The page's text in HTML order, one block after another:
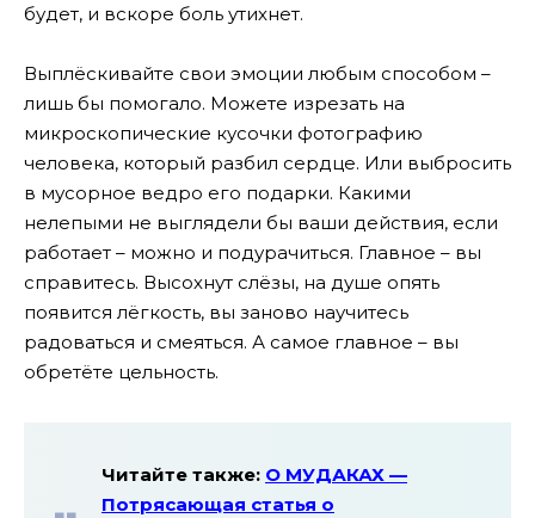
будет, и вскоре боль утихнет.
Выплёскивайте свои эмоции любым способом –
лишь бы помогало. Можете изрезать на
микроскопические кусочки фотографию
человека, который разбил сердце. Или выбросить
в мусорное ведро его подарки. Какими
нелепыми не выглядели бы ваши действия, если
работает – можно и подурачиться. Главное – вы
справитесь. Высохнут слёзы, на душе опять
появится лёгкость, вы заново научитесь
радоваться и смеяться. А самое главное – вы
обретёте цельность.
Читайте также: О МУДАКАХ —
Потрясающая статья о